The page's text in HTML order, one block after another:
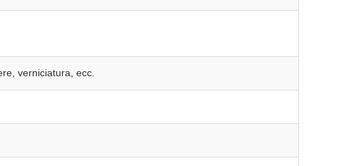
verniciatura, ecc.